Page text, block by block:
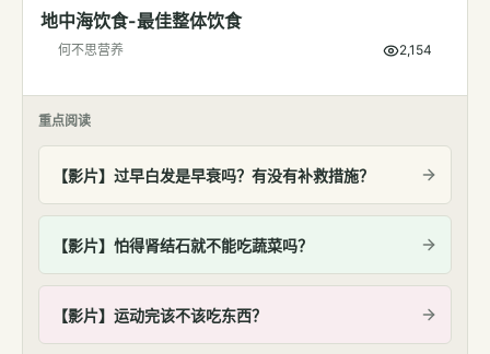
地中海饮食-最佳整体饮食
何不思营养 2,154
重点阅读
【影片】过早白发是早衰吗？有没有补救措施？
【影片】怕得肾结石就不能吃蔬菜吗？
【影片】运动完该不该吃东西？